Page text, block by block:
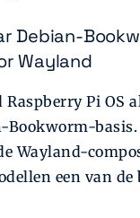
Debian-
Wayland
Pi OS
Bookworm-basis.
Wayland-
een van